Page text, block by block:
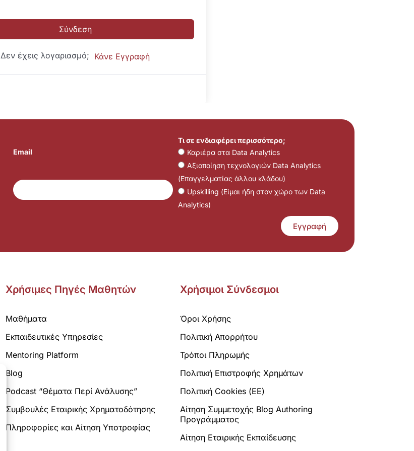
Σύνδεση
Δεν έχεις λογαριασμό; Κάνε Εγγραφή
Email
Τι σε ενδιαφέρει περισσότερο;
Καριέρα στα Data Analytics
Αξιοποίηση τεχνολογιών Data Analytics
(Επαγγελματίας άλλου κλάδου)
Upskilling (Είμαι ήδη στον χώρο των Data
Analytics)
Εγγραφή
Χρήσιμες Πηγές Μαθητών
Μαθήματα
Εκπαιδευτικές Υπηρεσίες
Mentoring Platform
Blog
Podcast “Θέματα Περί Ανάλυσης”
Συμβουλές Εταιρικής Χρηματοδότησης
Πληροφορίες και Αίτηση Υποτροφίας
Χρήσιμοι Σύνδεσμοι
Όροι Χρήσης
Πολιτική Απορρήτου
Τρόποι Πληρωμής
Πολιτική Επιστροφής Χρημάτων
Πολιτική Cookies (ΕΕ)
Αίτηση Συμμετοχής Blog Authoring
Προγράμματος
Αίτηση Εταιρικής Εκπαίδευσης